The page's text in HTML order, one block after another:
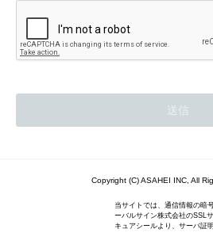
Copyright (C) ASAHEI INC, All
当サイトでは、通信情報の暗
ーバルサイン株式会社のSSL
キュアシールより、サーバ証